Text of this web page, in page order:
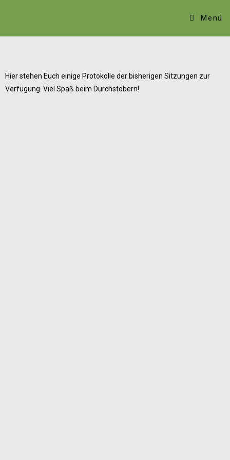
Menü
Hier stehen Euch einige Protokolle der bisherigen Sitzungen zur
Verfügung. Viel Spaß beim Durchstöbern!